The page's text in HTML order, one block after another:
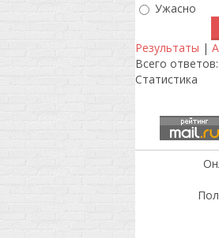
Ужасно
Результаты |
Всего ответов:
Статистика